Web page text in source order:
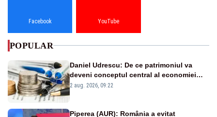
Facebook YouTube
POPULAR
Daniel Udrescu: De ce patrimoniul va
deveni conceptul central al economiei
viitoare?
2 aug. 2026, 09:22
Piperea (AUR): România a evitat